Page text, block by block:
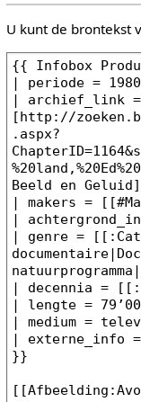
U kunt de brontekst